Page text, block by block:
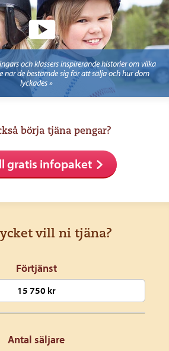
och klassers inspirerande historier om vilka
när de bestämde sig för att sälja och hur dom
lyckades »
börja tjäna pengar?
gratis infopaket
vill ni tjäna?
Förtjänst
Antal säljare